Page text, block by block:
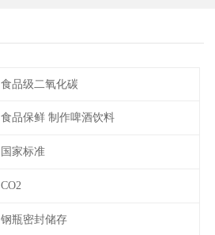
食品级二氧化碳
食品保鲜 制作啤酒饮料
国家标准
CO2
钢瓶密封储存